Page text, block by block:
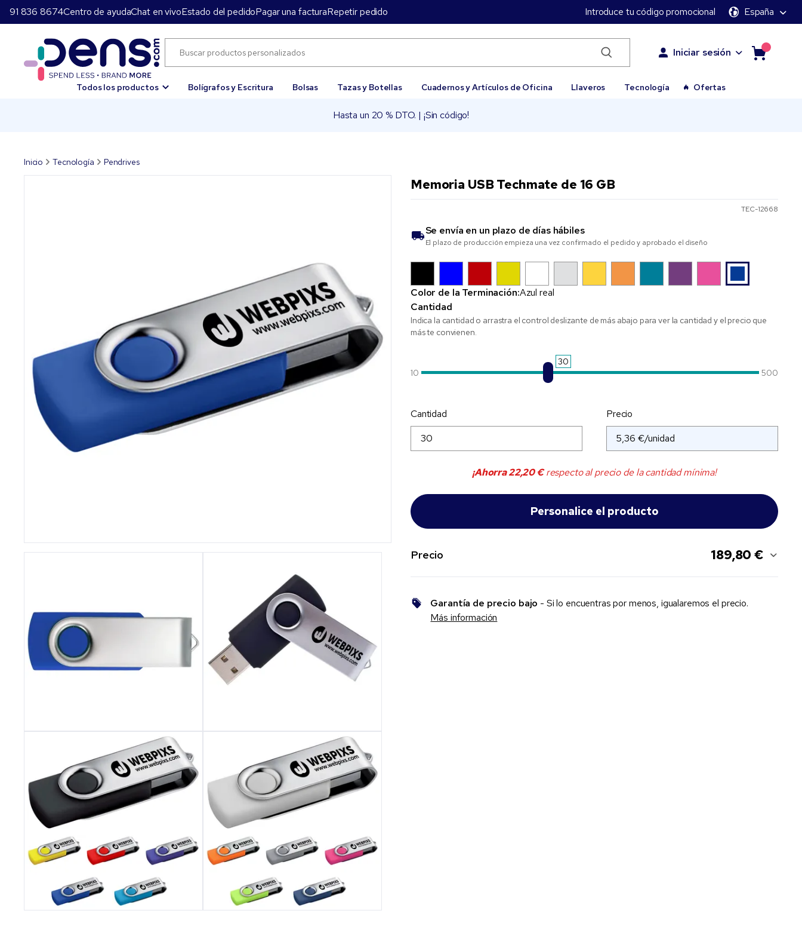
91 836 8674Centro de ayudaChat en vivoEstado del pedidoPagar una facturaRepetir pedido Introduce tu código promocional España
Iniciar sesión
Todos los productos Bolígrafos y Escritura Bolsas Tazas y Botellas Cuadernos y Artículos de Oficina Llaveros Tecnología Ofertas
Hasta un 20 % DTO. | ¡Sin código!
Inicio Tecnología Pendrives
Memoria USB Techmate de 16 GB
TEC-12668
Se envía en un plazo de días hábiles
El plazo de producción empieza una vez confirmado el pedido y aprobado el diseño
Color de la Terminación:Azul real
Cantidad
Indica la cantidad o arrastra el control deslizante de más abajo para ver la cantidad y el precio que
más te convienen.
30
10
500
Cantidad Precio
¡Ahorra22,20 €respecto al precio de la cantidad mínima!
Precio 189,80 €
Garantía de precio bajo - Si lo encuentras por menos, igualaremos el precio.
Más información